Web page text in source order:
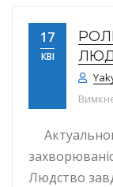
17
КВІ
Людство